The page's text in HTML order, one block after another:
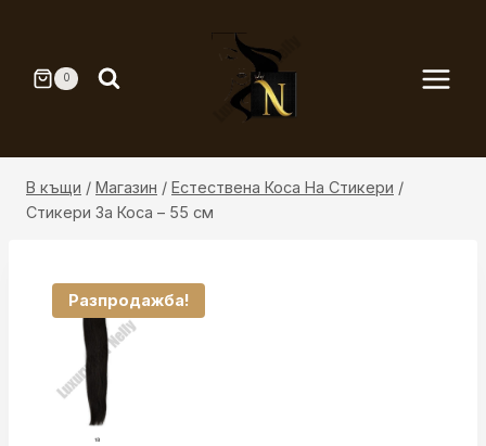
0
В къщи / Магазин / Естествена Коса На Стикери /
Стикери За Коса – 55 см
Разпродажба!